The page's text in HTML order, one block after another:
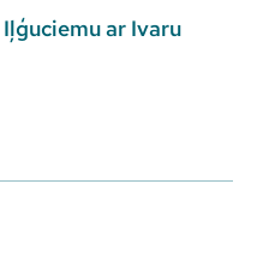
ar Ivaru